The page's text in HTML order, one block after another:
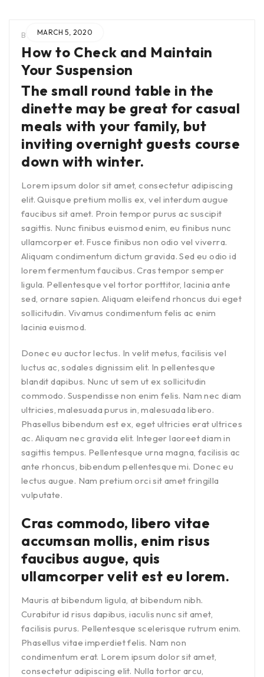
MARCH 5, 2020
BY ADMIN IN
How to Check and Maintain
Your Suspension
The small round table in the
dinette may be great for casual
meals with your family, but
inviting overnight guests course
down with winter.
Lorem ipsum dolor sit amet, consectetur adipiscing
elit. Quisque pretium mollis ex, vel interdum augue
faucibus sit amet. Proin tempor purus ac suscipit
sagittis. Nunc finibus euismod enim, eu finibus nunc
ullamcorper et. Fusce finibus non odio vel viverra.
Aliquam condimentum dictum gravida. Sed eu odio id
lorem fermentum faucibus. Cras tempor semper
ligula. Pellentesque vel tortor porttitor, lacinia ante
sed, ornare sapien. Aliquam eleifend rhoncus dui eget
sollicitudin. Vivamus condimentum felis ac enim
lacinia euismod.
Donec eu auctor lectus. In velit metus, facilisis vel
luctus ac, sodales dignissim elit. In pellentesque
blandit dapibus. Nunc ut sem ut ex sollicitudin
commodo. Suspendisse non enim felis. Nam nec diam
ultricies, malesuada purus in, malesuada libero.
Phasellus bibendum est ex, eget ultricies erat ultrices
ac. Aliquam nec gravida elit. Integer laoreet diam in
sagittis tempus. Pellentesque urna magna, facilisis ac
ante rhoncus, bibendum pellentesque mi. Donec eu
lectus augue. Nam pretium orci sit amet fringilla
vulputate.
Cras commodo, libero vitae
accumsan mollis, enim risus
faucibus augue, quis
ullamcorper velit est eu lorem.
Mauris at bibendum ligula, at bibendum nibh.
Curabitur id risus dapibus, iaculis nunc sit amet,
facilisis purus. Pellentesque scelerisque rutrum enim.
Phasellus vitae imperdiet felis. Nam non
condimentum erat. Lorem ipsum dolor sit amet,
consectetur adipiscing elit. Nulla tortor arcu,